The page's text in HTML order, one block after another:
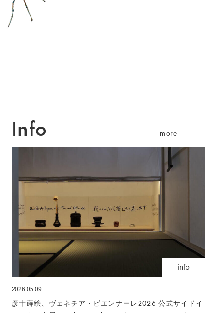
Info more
info
2026.05.09
彦十蒔絵、ヴェネチア・ビエンナーレ2026 公式サイドイ